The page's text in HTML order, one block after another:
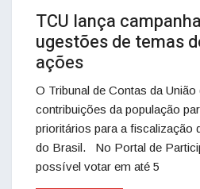
TCU lança
ugestões de temas
ações
O Tribunal de Contas da
contribuições da população
prioritários para a fiscalização
do Brasil. No Portal de
possível votar em até 5